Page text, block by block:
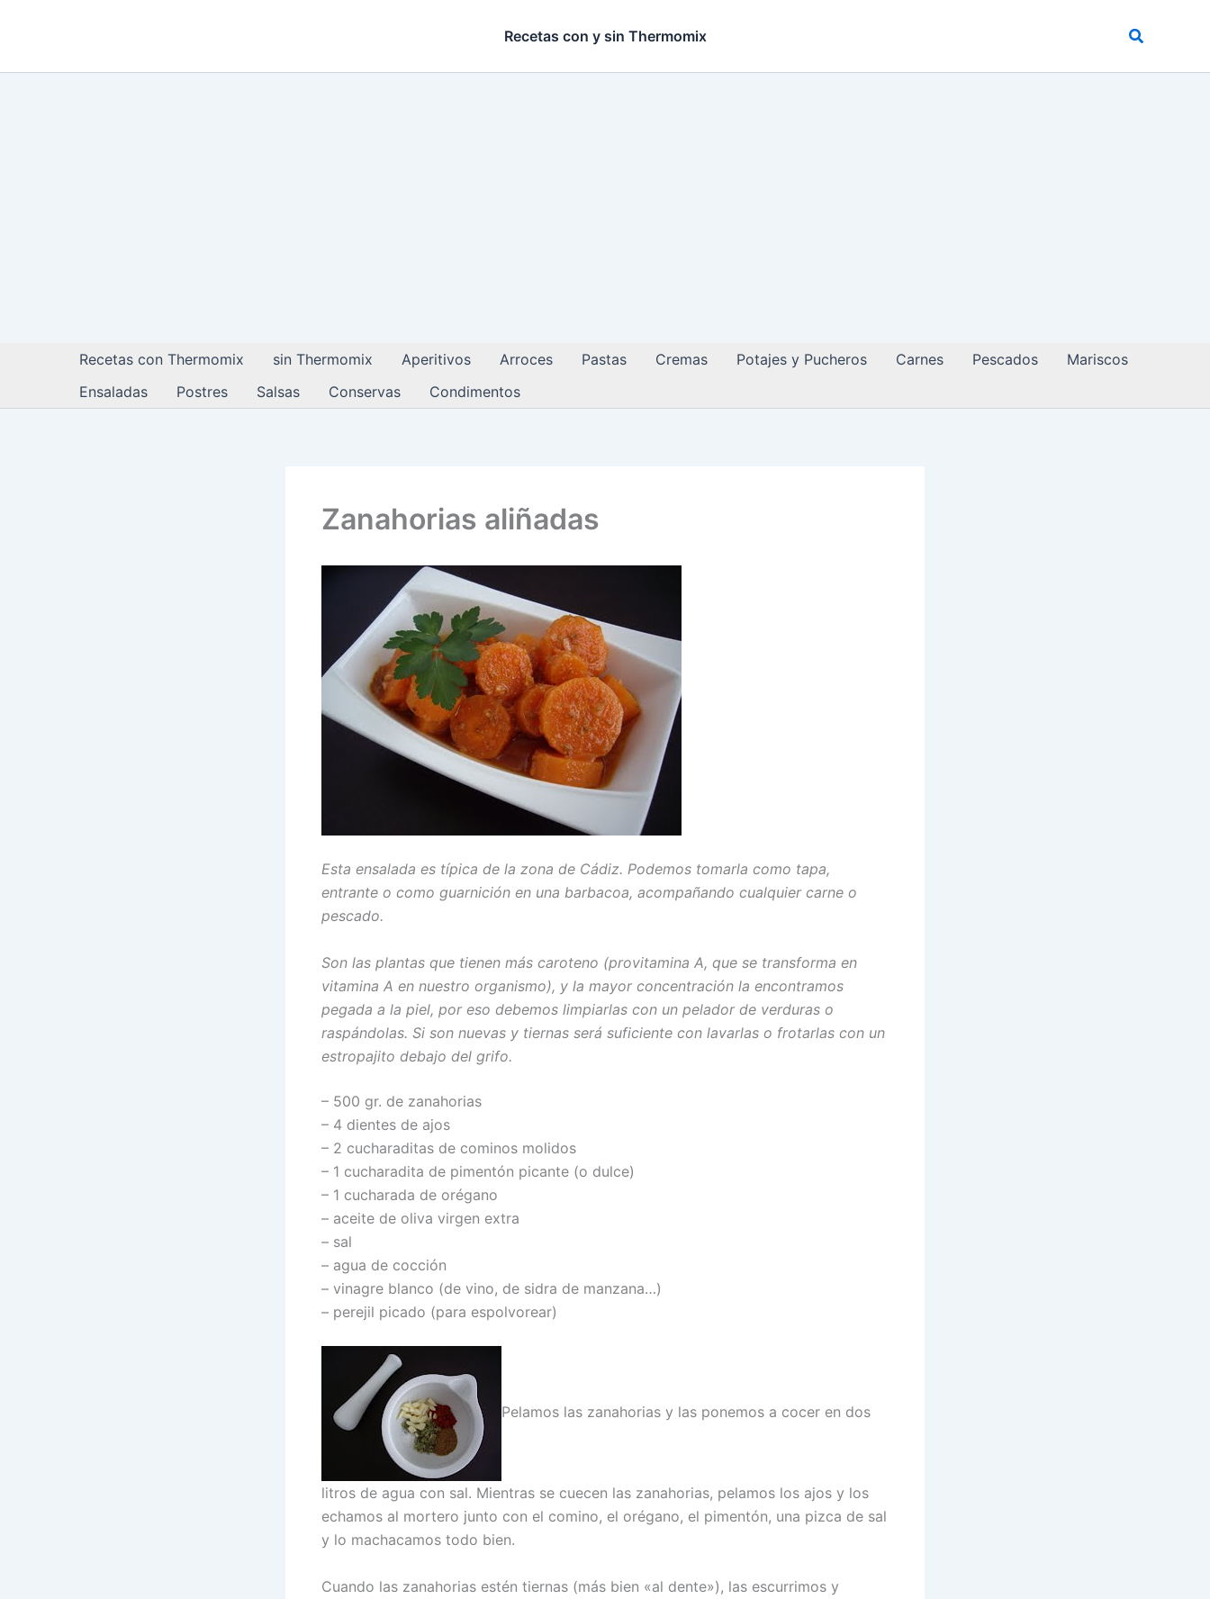
Recetas con y sin Thermomix Buscar
Recetas con Thermomix sin Thermomix Aperitivos Arroces Pastas Cremas Potajes y Pucheros Carnes Pescados
Mariscos
Ensaladas
Postres Salsas Conservas Condimentos
Zanahorias aliñadas
Esta ensalada es típica de la zona de Cádiz. Podemos tomarla como tapa,
entrante o como guarnición en una barbacoa, acompañando cualquier carne o
pescado.
Son las plantas que tienen más caroteno (provitamina A, que se transforma en
vitamina A en nuestro organismo), y la mayor concentración la encontramos
pegada a la piel, por eso debemos limpiarlas con un pelador de verduras o
raspándolas. Si son nuevas y tiernas será suficiente con lavarlas o frotarlas con un
estropajito debajo del grifo.
– 500 gr. de zanahorias
– 4 dientes de ajos
– 2 cucharaditas de cominos molidos
– 1 cucharadita de pimentón picante (o dulce)
– 1 cucharada de orégano
– aceite de oliva virgen extra
– sal
– agua de cocción
– vinagre blanco (de vino, de sidra de manzana…)
– perejil picado (para espolvorear)
Pelamos las zanahorias y las ponemos a cocer en dos
litros de agua con sal. Mientras se cuecen las zanahorias, pelamos los ajos y los
echamos al mortero junto con el comino, el orégano, el pimentón, una pizca de sal
y lo machacamos todo bien.
Cuando las zanahorias estén tiernas (más bien «al dente»), las escurrimos y